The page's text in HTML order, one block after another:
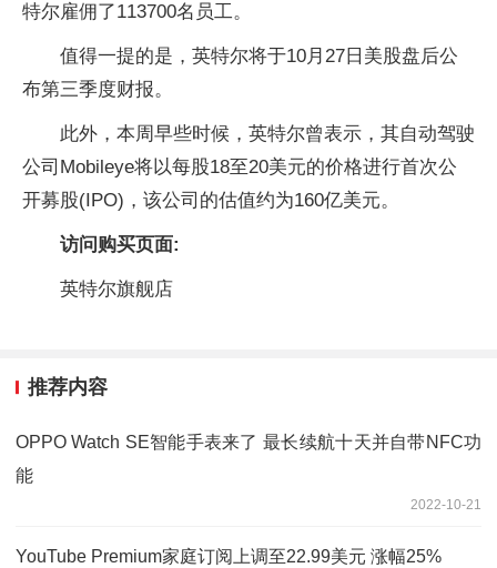
特尔雇佣了113700名员工。
值得一提的是，英特尔将于10月27日美股盘后公
布第三季度财报。
此外，本周早些时候，英特尔曾表示，其自动驾驶
公司Mobileye将以每股18至20美元的价格进行首次公
开募股(IPO)，该公司的估值约为160亿美元。
访问购买页面:
英特尔旗舰店
推荐内容
OPPO Watch SE智能手表来了 最长续航十天并自带NFC功
能
2022-10-21
YouTube Premium家庭订阅上调至22.99美元 涨幅25%